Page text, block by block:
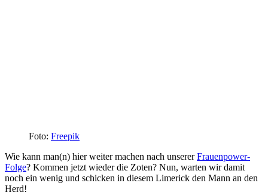
Foto: Freepik
Wie kann man(n) hier weiter machen nach unsererFrauenpower-
Folge? Kommen jetzt wieder die Zoten? Nun, warten wir damit
noch ein wenig und schicken in diesem Limerick den Mann an den
Herd!